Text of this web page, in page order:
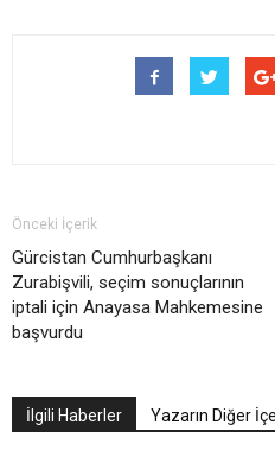
Önceki İçerik
Gürcistan Cumhurbaşkanı
Zurabişvili, seçim sonuçlarının
iptali için Anayasa Mahkemesine
başvurdu
İlgili Haberler Yazarın Diğer